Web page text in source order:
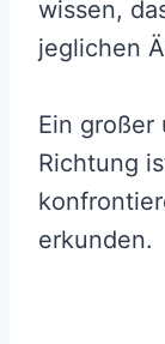
wissen,
jeglichen
Ein
Richtung
erkunden.